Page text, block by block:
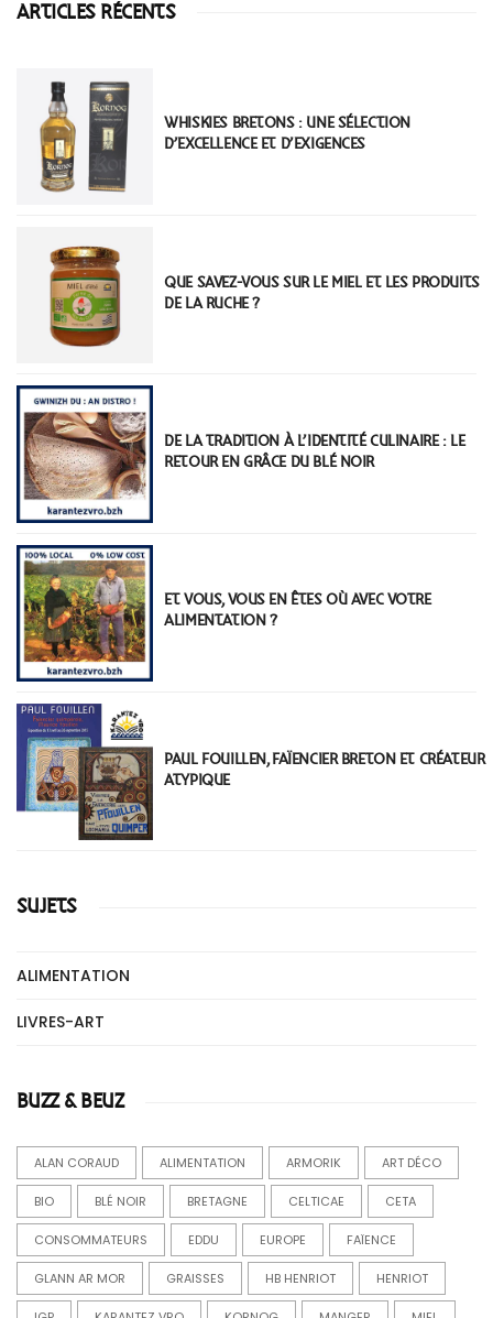
ARTICLES RÉCENTS
WHISKIES BRETONS : UNE SÉLECTION
D’EXCELLENCE ET D’EXIGENCES
QUE SAVEZ-VOUS SUR LE MIEL ET LES PRODUITS
DE LA RUCHE ?
DE LA TRADITION À L’IDENTITÉ CULINAIRE : LE
RETOUR EN GRÂCE DU BLÉ NOIR
ET VOUS, VOUS EN ÊTES OÙ AVEC VOTRE
ALIMENTATION ?
PAUL FOUILLEN, FAÏENCIER BRETON ET CRÉATEUR
ATYPIQUE
SUJETS
ALIMENTATION
LIVRES-ART
BUZZ & BEUZ
ALAN CORAUD ALIMENTATION ARMORIK ART DÉCO
BIO BLÉ NOIR BRETAGNE CELTICAE CETA
CONSOMMATEURS EDDU EUROPE FAÏENCE
GLANN AR MOR GRAISSES HB HENRIOT HENRIOT